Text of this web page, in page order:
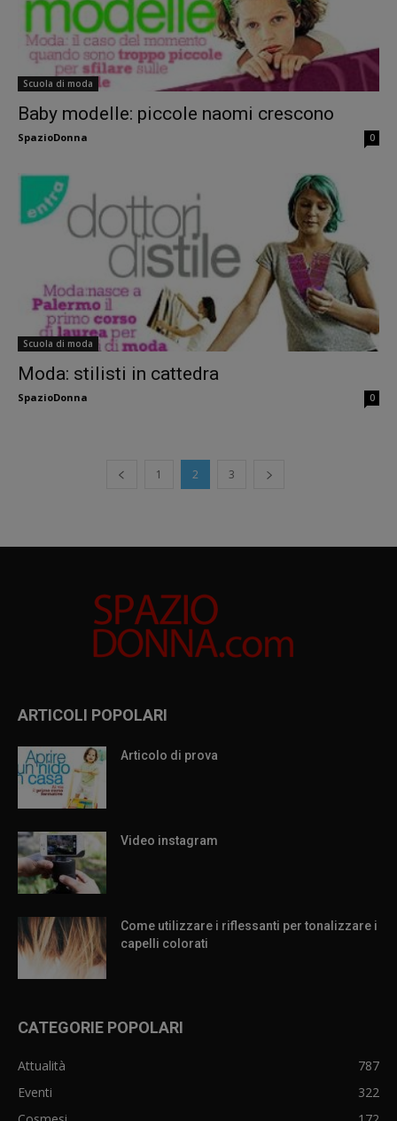
Scuola di moda
Baby modelle: piccole naomi crescono
SpazioDonna 0
Scuola di moda
Moda: stilisti in cattedra
SpazioDonna 0
1 2 3
ARTICOLI POPOLARI
Articolo di prova
Video instagram
Come utilizzare i riflessanti per tonalizzare i
capelli colorati
CATEGORIE POPOLARI
Attualità
787
Eventi
322